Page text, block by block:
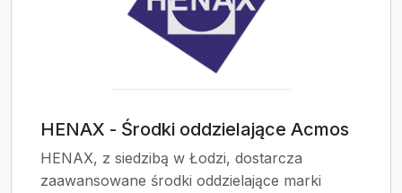
HENAX - Środki oddzielające Acmos
HENAX, z siedzibą w Łodzi, dostarcza
zaawansowane środki oddzielające marki